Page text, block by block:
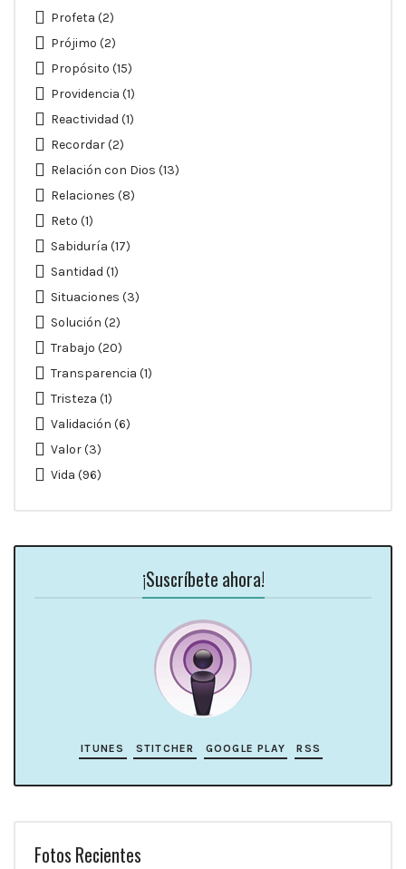
Profeta (2)
Prójimo (2)
Propósito (15)
Providencia (1)
Reactividad (1)
Recordar(2)
Relación con Dios (13)
Relaciones (8)
Reto (1)
Sabiduría (17)
Santidad (1)
Situaciones (3)
Solución (2)
Trabajo (20)
Transparencia (1)
Tristeza (1)
Validación (6)
Valor(3)
Vida (96)
¡Suscríbete ahora!
ITUNES STITCHER GOOGLE PLAY RSS
Fotos Recientes